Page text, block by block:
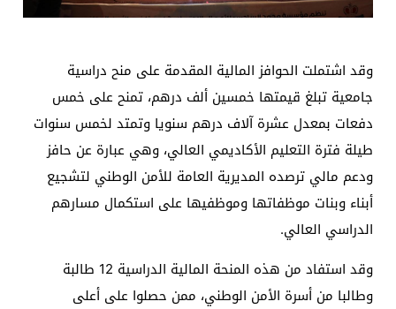
وقد اشتملت الحوافز المالية المقدمة على منح دراسية
جامعية تبلغ قيمتها خمسين ألف درهم، تمنح على خمس
دفعات بمعدل عشرة آلاف درهم سنويا وتمتد لخمس سنوات
طيلة فترة التعليم الأكاديمي العالي، وهي عبارة عن حافز
ودعم مالي ترصده المديرية العامة للأمن الوطني لتشجيع
أبناء وبنات موظفاتها وموظفيها على استكمال مسارهم
الدراسي العالي.
وقد استفاد من هذه المنحة المالية الدراسية 12 طالبة
وطالبا من أسرة الأمن الوطني، ممن حصلوا على أعلى